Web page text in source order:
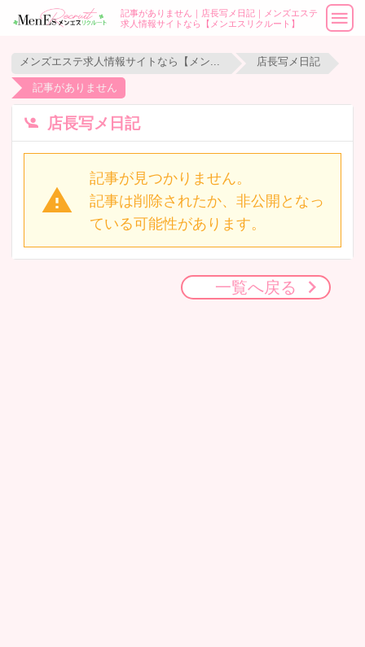
記事がありません｜店長写メ日記｜メンズエステ
求人情報サイトなら【メンエスリクルート】
店長写メ日記
記事がありません
店長写メ日記
記事が見つかりません。
記事は削除されたか、非公開となっ
ている可能性があります。
一覧へ戻る